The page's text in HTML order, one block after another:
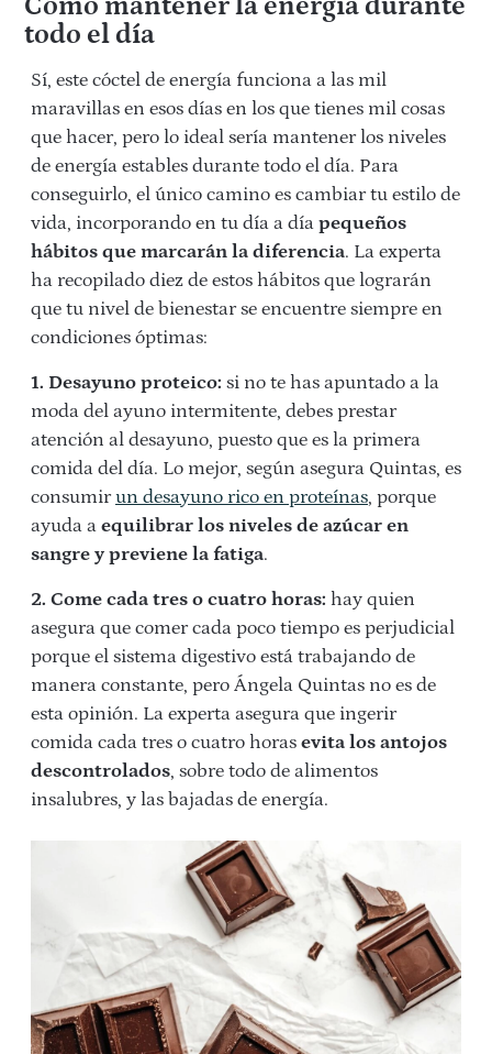
Cómo mantener la energía durante
todo el día
Sí, este cóctel de energía funciona a las mil
maravillas en esos días en los que tienes mil cosas
que hacer, pero lo ideal sería mantener los niveles
de energía estables durante todo el día. Para
conseguirlo, el único camino es cambiar tu estilo de
vida, incorporando en tu día a día pequeños
hábitos que marcarán la diferencia. La experta
ha recopilado diez de estos hábitos que lograrán
que tu nivel de bienestar se encuentre siempre en
condiciones óptimas:
1. Desayuno proteico: si no te has apuntado a la
moda del ayuno intermitente, debes prestar
atención al desayuno, puesto que es la primera
comida del día. Lo mejor, según asegura Quintas, es
consumirun desayuno rico en proteínas, porque
ayuda a equilibrar los niveles de azúcar en
sangre y previene la fatiga.
2. Come cada tres o cuatro horas: hay quien
asegura que comer cada poco tiempo es perjudicial
porque el sistema digestivo está trabajando de
manera constante, pero Ángela Quintas no es de
esta opinión. La experta asegura que ingerir
comida cada tres o cuatro horas evita los antojos
descontrolados, sobre todo de alimentos
insalubres, y las bajadas de energía.